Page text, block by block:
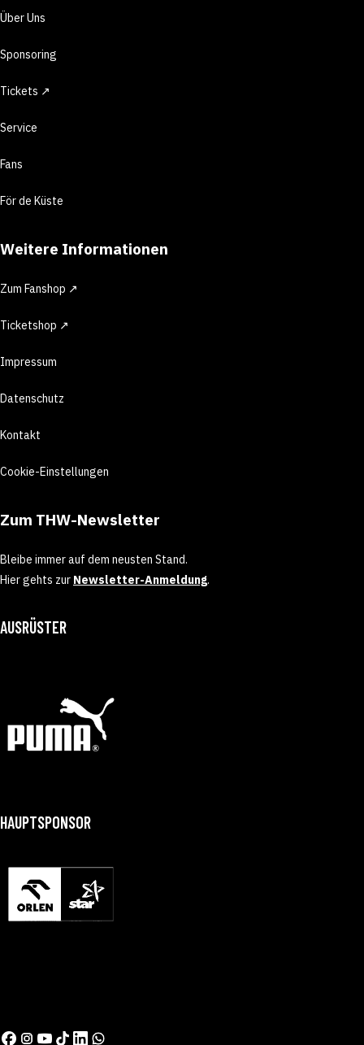
Über Uns
Sponsoring
Tickets ↗
Service
Fans
För de Küste
Weitere Informationen
Zum Fanshop ↗
Ticketshop ↗
Impressum
Datenschutz
Kontakt
Cookie-Einstellungen
Zum THW-Newsletter
Bleibe immer auf dem neusten Stand.
Hier gehts zur Newsletter-Anmeldung.
AUSRÜSTER
HAUPTSPONSOR